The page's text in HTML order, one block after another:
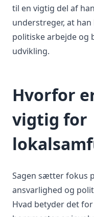
til en vigtig del af
understreger, at
politiske arbejde og
udvikling.
Hvorfor
vigtig for
Sagen sætter fokus
ansvarlighed og
Hvad betyder det